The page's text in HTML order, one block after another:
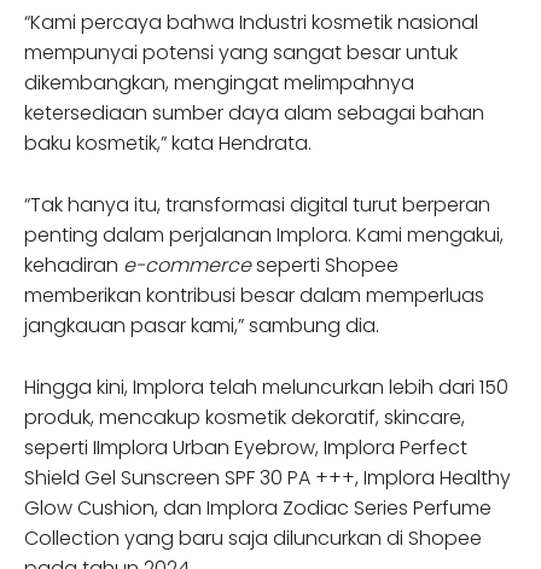
“Kami percaya bahwa Industri kosmetik nasional
mempunyai potensi yang sangat besar untuk
dikembangkan, mengingat melimpahnya
ketersediaan sumber daya alam sebagai bahan
baku kosmetik,” kata Hendrata.
“Tak hanya itu, transformasi digital turut berperan
penting dalam perjalanan Implora. Kami mengakui,
kehadiran e-commerceseperti Shopee
memberikan kontribusi besar dalam memperluas
jangkauan pasar kami,” sambung dia.
Hingga kini, Implora telah meluncurkan lebih dari 150
produk, mencakup kosmetik dekoratif, skincare,
seperti IImplora Urban Eyebrow, Implora Perfect
Shield Gel Sunscreen SPF 30 PA +++, Implora Healthy
Glow Cushion, dan Implora Zodiac Series Perfume
Collection yang baru saja diluncurkan di Shopee